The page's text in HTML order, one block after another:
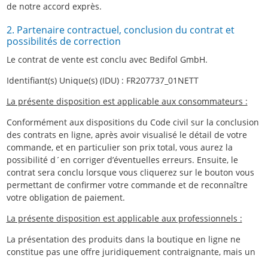
de notre accord exprès.
2. Partenaire contractuel, conclusion du contrat et
possibilités de correction
Le contrat de vente est conclu avec Bedifol GmbH.
Identifiant(s) Unique(s) (IDU) : FR207737_01NETT
La présente disposition est applicable aux consommateurs :
Conformément aux dispositions du Code civil sur la conclusion
des contrats en ligne, après avoir visualisé le détail de votre
commande, et en particulier son prix total, vous aurez la
possibilité d´en corriger d’éventuelles erreurs. Ensuite, le
contrat sera conclu lorsque vous cliquerez sur le bouton vous
permettant de confirmer votre commande et de reconnaître
votre obligation de paiement.
La présente disposition est applicable aux professionnels :
La présentation des produits dans la boutique en ligne ne
constitue pas une offre juridiquement contraignante, mais un